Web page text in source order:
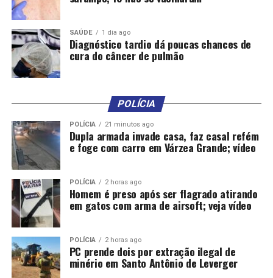
Manutenção (2), Operador de Caixa (11), Operador de
Empilhadeira Elétrica (2), Operador de Telemarketing
Ativo (2), Operador Tráfego (3), Operador de Vendas (5),
Pedreiro (7), Porteiro (3), Promotor de Vendas (1),
Recepcionista de Hotel (1), Repositor de Mercadorias
(1), Representante Comercial Autônomo (12),
Limpeza (8), Servente de Obras (8), Servente de Pedreiro
(9), Soldador (2), Técnico em Segurança do Trabalho (1),
Torneiro Mecânico (1), Vendedor no Comércio de
Mercadorias (1), Vendedor Interno (2), Vigia (2).
Fonte:Prefeitura de Várzea Grande – MT
SAÚDE 1 dia ago
Diagnóstico tardio dá poucas chances de
cura do câncer de pulmão
POLÍCIA
POLÍCIA 21 minutos ago
Dupla armada invade casa, faz casal refém
e foge com carro em Várzea Grande; vídeo
POLÍCIA 2 horas ago
Homem é preso após ser flagrado atirando
em gatos com arma de airsoft; veja vídeo
POLÍCIA 2 horas ago
PC prende dois por extração ilegal de
minério em Santo Antônio de Leverger